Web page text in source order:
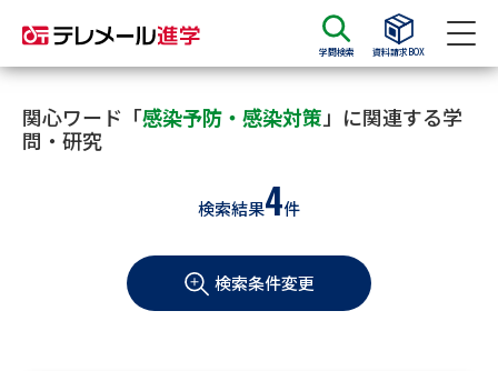
学問検索 資料請求BOX
資料請求 資料検索
大学・短大の資料種類から請求
学部・学科パンフ
総合型選抜・学校推薦型選抜 募
大学入学共通テスト利用選抜の
関心ワード「感染予防・感染対策 」に関連する学
問・研究
検索結果4件
検索条件変更